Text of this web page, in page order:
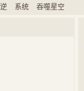
系统 吞噬星空